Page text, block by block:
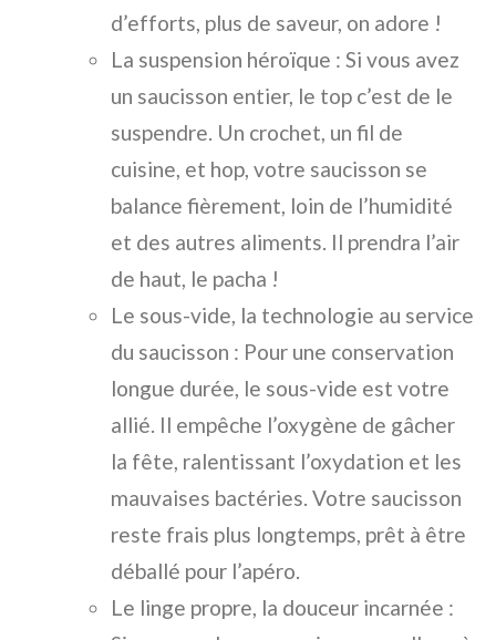
d’efforts, plus de saveur, on adore !
La suspension héroïque : Si vous avez
un saucisson entier, le top c’est de le
suspendre. Un crochet, un fil de
cuisine, et hop, votre saucisson se
balance fièrement, loin de l’humidité
et des autres aliments. Il prendra l’air
de haut, le pacha !
Le sous-vide, la technologie au service
du saucisson : Pour une conservation
longue durée, le sous-vide est votre
allié. Il empêche l’oxygène de gâcher
la fête, ralentissant l’oxydation et les
mauvaises bactéries. Votre saucisson
reste frais plus longtemps, prêt à être
déballé pour l’apéro.
Le linge propre, la douceur incarnée :